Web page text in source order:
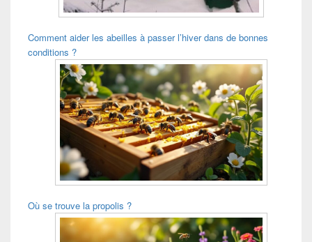
Comment aider les abeilles à passer l’hiver dans de bonnes
conditions ?
Où se trouve la propolis ?